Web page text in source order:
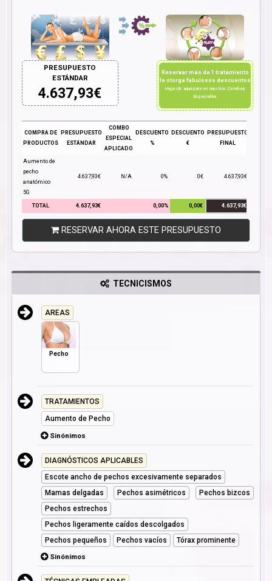
PRESUPUESTO
ESTÁNDAR
4.637,93€
Reservar más de 1 tratamiento
le otorga fabulosos descuentos
Haga clic aquípara ver nuestros Combos
Especiales
COMPRA DE
PRODUCTOS
PRESUPUESTO
ESTÁNDAR
COMBO
ESPECIAL
APLICADO
DESCUENTO
%
DESCUENTO
€
PRESUPUESTO
FINAL
Aumento de
pecho
anatómico
5G
4.637,93€ N/A 0% 0€ 4.637,93€
TOTAL 4.637,93€ 0,00% 0,00€ 4.637,93€
RESERVAR AHORA ESTE PRESUPUESTO
TECNICISMOS
AREAS
Pecho
TRATAMIENTOS
Aumento de Pecho
Sinónimos
DIAGNÓSTICOS APLICABLES
Escote ancho de pechos excesivamente separados
Mamas delgadas
Pechos asimétricos
Pechos bizcos
Pechos estrechos
Pechos ligeramente caídos descolgados
Pechos pequeños
Pechos vacíos
Tórax prominente
Sinónimos